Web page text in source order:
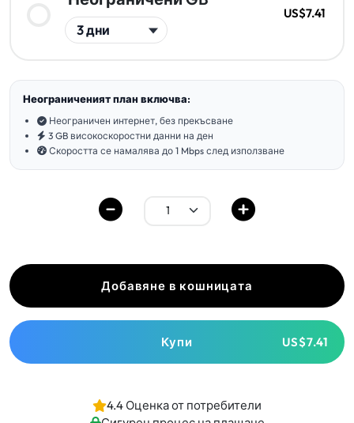
US$7.41
Неограниченият план включва:
Неограничен интернет, без прекъсване
3 GB високоскоростни данни на ден
Скоростта се намалява до 1 Mbps след използване
Добавяне в кошницата
Купи US$7.41
4.4 Оценка от потребители